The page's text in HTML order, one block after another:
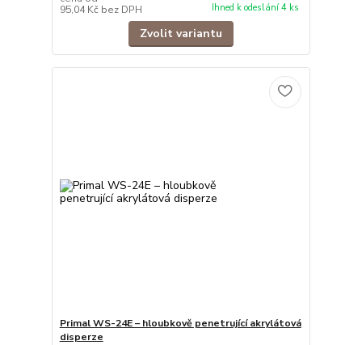
95,04 Kč bez DPH Ihned k odeslání 4 ks
Zvolit variantu
Primal WS-24E – hloubkově penetrující akrylátová
disperze